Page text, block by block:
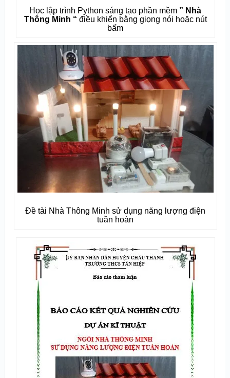
Học lập trình Python sáng tạo phần mềm ” Nhà
Thông Minh “ điều khiển bằng giọng nói hoặc nút
bấm
Đề tài Nhà Thông Minh sử dụng năng lượng điện
tuần hoàn